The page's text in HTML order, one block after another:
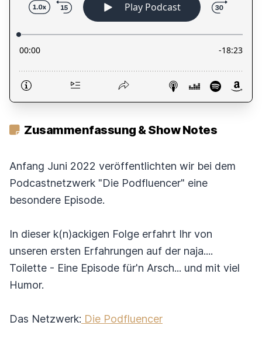
Zusammenfassung & Show Notes
Anfang Juni 2022 veröffentlichten wir bei dem
Podcastnetzwerk "Die Podfluencer" eine
besondere Episode.
In dieser k(n)ackigen Folge erfahrt Ihr von
unseren ersten Erfahrungen auf der naja....
Toilette - Eine Episode für'n Arsch... und mit viel
Humor.
Das Netzwerk: Die Podfluencer